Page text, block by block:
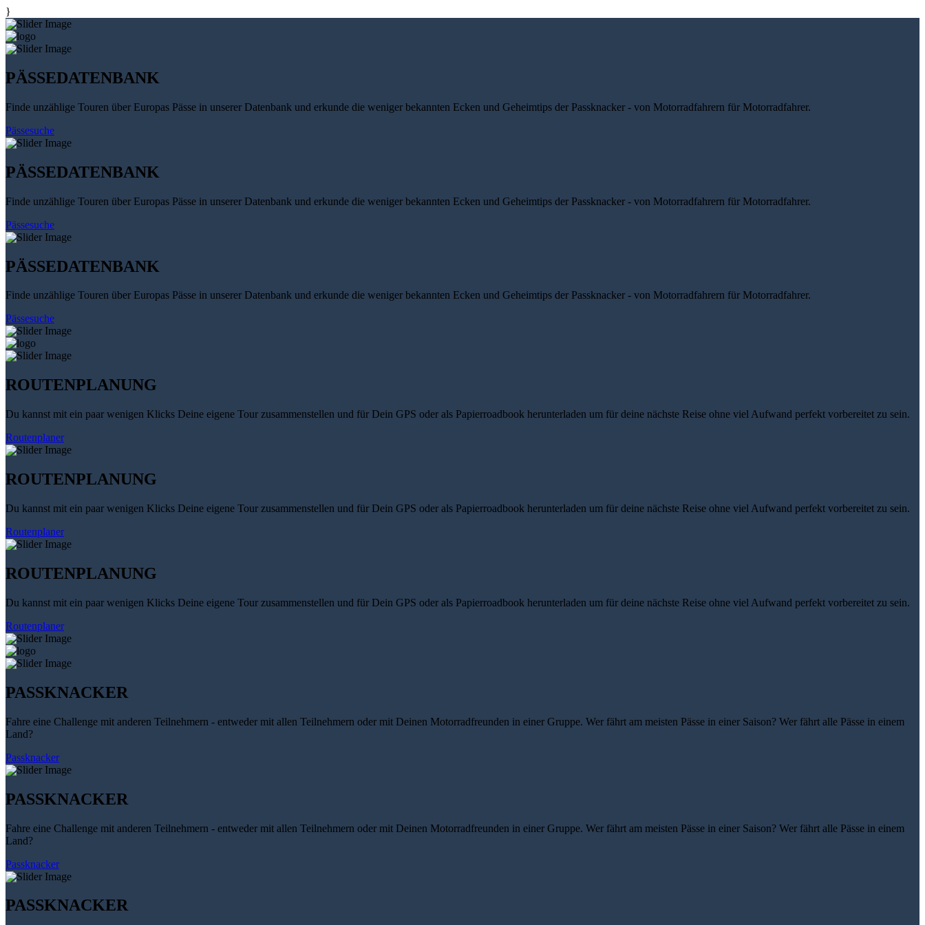
}
PÄSSEDATENBANK
Finde unzählige Touren über Europas Pässe in unserer Datenbank und erkunde die weniger bekannten Ecken und Geheimtips der Passknacker - von Motorradfahrern für Motorradfahrer.
Pässesuche
PÄSSEDATENBANK
Finde unzählige Touren über Europas Pässe in unserer Datenbank und erkunde die weniger bekannten Ecken und Geheimtips der Passknacker - von Motorradfahrern für Motorradfahrer.
Pässesuche
PÄSSEDATENBANK
Finde unzählige Touren über Europas Pässe in unserer Datenbank und erkunde die weniger bekannten Ecken und Geheimtips der Passknacker - von Motorradfahrern für Motorradfahrer.
Pässesuche
ROUTENPLANUNG
Du kannst mit ein paar wenigen Klicks Deine eigene Tour zusammenstellen und für Dein GPS oder als Papierroadbook herunterladen um für deine nächste Reise ohne viel Aufwand perfekt vorbereitet zu sein.
Routenplaner
ROUTENPLANUNG
Du kannst mit ein paar wenigen Klicks Deine eigene Tour zusammenstellen und für Dein GPS oder als Papierroadbook herunterladen um für deine nächste Reise ohne viel Aufwand perfekt vorbereitet zu sein.
Routenplaner
ROUTENPLANUNG
Du kannst mit ein paar wenigen Klicks Deine eigene Tour zusammenstellen und für Dein GPS oder als Papierroadbook herunterladen um für deine nächste Reise ohne viel Aufwand perfekt vorbereitet zu sein.
Routenplaner
PASSKNACKER
Fahre eine Challenge mit anderen Teilnehmern - entweder mit allen Teilnehmern oder mit Deinen Motorradfreunden in einer Gruppe. Wer fährt am meisten Pässe in einer Saison? Wer fährt alle Pässe in einem
Land?
Passknacker
PASSKNACKER
Fahre eine Challenge mit anderen Teilnehmern - entweder mit allen Teilnehmern oder mit Deinen Motorradfreunden in einer Gruppe. Wer fährt am meisten Pässe in einer Saison? Wer fährt alle Pässe in einem
Land?
Passknacker
PASSKNACKER